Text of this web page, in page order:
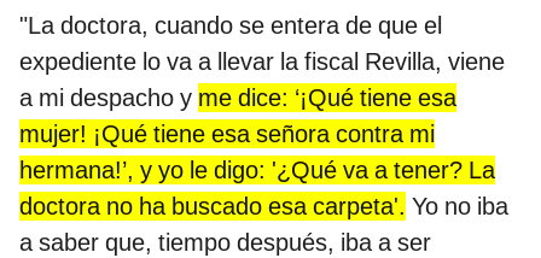
"La doctora, cuando se entera de que el
expediente lo va a llevar la fiscal Revilla, viene
a mi despacho y me dice: ‘¡Qué tiene esa
mujer! ¡Qué tiene esa señora contra mi
hermana!’, y yo le digo: '¿Qué va a tener? La
doctora no ha buscado esa carpeta'. Yo no iba
a saber que, tiempo después, iba a ser